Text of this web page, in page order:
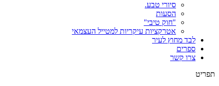
סיורי טבע.
הסעות
"חוק טיבי"
אטרקציות עיקריות למטייל העצמאי
לבד מחוץ לעיר
ספרים
צרו קשר
תפריט